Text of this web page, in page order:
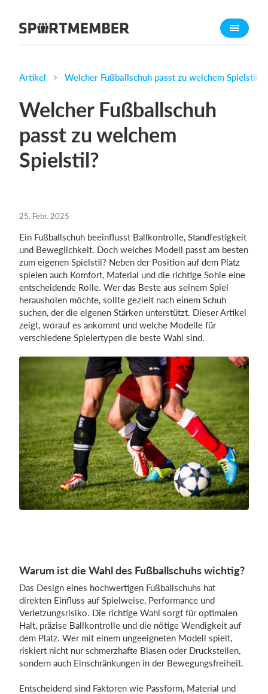
Über SportMember
Funktionen
Trainingsplan
Mitgliedsbeitrag
Belegungsplan
Was kostet es?
Deutsch
Einloggen
Artikel Welcher Fußballschuh passt zu welchem Spielstil?
Welcher Fußballschuh
passt zu welchem
Spielstil?
25. Febr. 2025
Ein Fußballschuh beeinflusst Ballkontrolle, Standfestigkeit
und Beweglichkeit. Doch welches Modell passt am besten
zum eigenen Spielstil? Neben der Position auf dem Platz
spielen auch Komfort, Material und die richtige Sohle eine
entscheidende Rolle. Wer das Beste aus seinem Spiel
herausholen möchte, sollte gezielt nach einem Schuh
suchen, der die eigenen Stärken unterstützt. Dieser Artikel
zeigt, worauf es ankommt und welche Modelle für
verschiedene Spielertypen die beste Wahl sind.
Warum ist die Wahl des Fußballschuhs wichtig?
Das Design eines hochwertigen Fußballschuhs hat
direkten Einfluss auf Spielweise, Performance und
Verletzungsrisiko. Die richtige Wahl sorgt für optimalen
Halt, präzise Ballkontrolle und die nötige Wendigkeit auf
dem Platz. Wer mit einem ungeeigneten Modell spielt,
riskiert nicht nur schmerzhafte Blasen oder Druckstellen,
sondern auch Einschränkungen in der Bewegungsfreiheit.
Entscheidend sind Faktoren wie Passform, Material und